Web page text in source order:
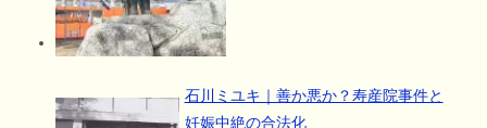
石川ミユキ｜善か悪か？寿産院事件と
妊娠中絶の合法化